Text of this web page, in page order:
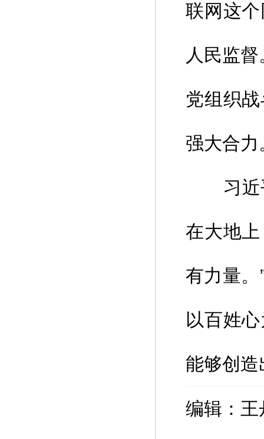
联网这
人民监
党组织
强大合力
习近平
在大地
有力量
以百姓
能够创
编辑：王